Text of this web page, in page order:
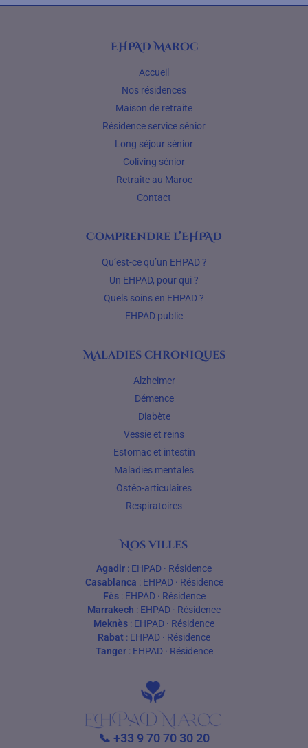
EHPAD Maroc
Accueil
Nos résidences
Maison de retraite
Résidence service sénior
Long séjour sénior
Coliving sénior
Retraite au Maroc
Contact
Comprendre l’EHPAD
Qu’est-ce qu’un EHPAD ?
Un EHPAD, pour qui ?
Quels soins en EHPAD ?
EHPAD public
Maladies chroniques
Alzheimer
Démence
Diabète
Vessie et reins
Estomac et intestin
Maladies mentales
Ostéo-articulaires
Respiratoires
Nos villes
Agadir : EHPAD · Résidence
Casablanca : EHPAD· Résidence
Fès: EHPAD· Résidence
Marrakech : EHPAD · Résidence
Meknès : EHPAD · Résidence
Rabat : EHPAD · Résidence
Tanger: EHPAD· Résidence
📞 +33 9 70 70 30 20